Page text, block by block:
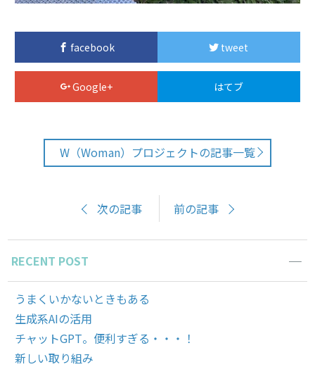
facebook tweet
Google+ はてブ
W（Woman）プロジェクトの記事一覧
次の記事 前の記事
RECENT POST
うまくいかないときもある
生成系AIの活用
チャットGPT。便利すぎる・・・！
新しい取り組み